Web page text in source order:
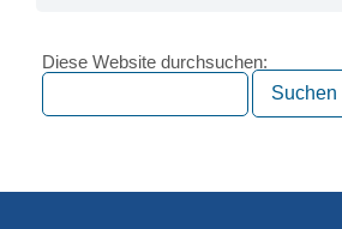
Diese Website durchsuchen: